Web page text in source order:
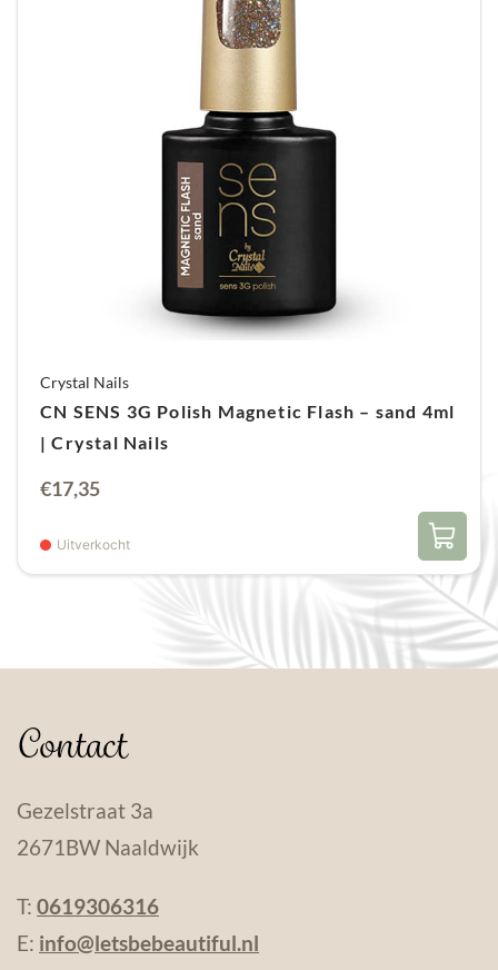
Crystal Nails
CN SENS 3G Polish Magnetic Flash – sand 4ml
| Crystal Nails
€17,35
Uitverkocht
Contact
Gezelstraat 3a
2671BW Naaldwijk
T: 0619306316
E: info@letsbebeautiful.nl